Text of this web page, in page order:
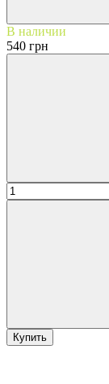
В наличии
540 грн
Купить